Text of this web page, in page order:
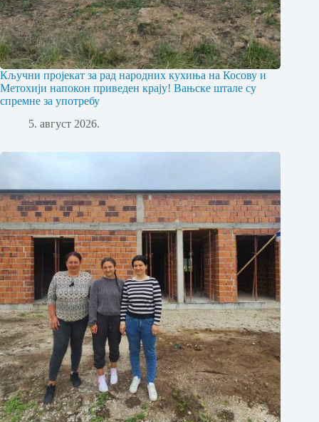
Кључни пројекат за рад народних кухиња на Косову и
Метохији напокон приведен крају! Вањске штале су
спремне за употребу
5. август 2026.